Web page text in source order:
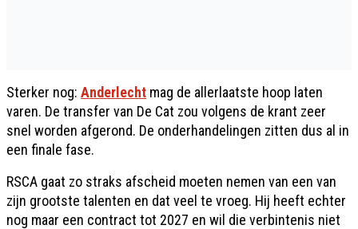
Sterker nog: Anderlecht mag de allerlaatste hoop laten
varen. De transfer van De Cat zou volgens de krant zeer
snel worden afgerond. De onderhandelingen zitten dus al in
een finale fase.
RSCA gaat zo straks afscheid moeten nemen van een van
zijn grootste talenten en dat veel te vroeg. Hij heeft echter
nog maar een contract tot 2027 en wil die verbintenis niet